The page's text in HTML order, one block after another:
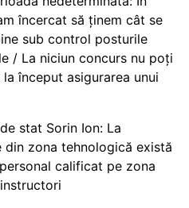
încercat să ținem cât se
sub control posturile
/ La niciun concurs nu poți
început asigurarea unui
stat Sorin Ion: La
din zona tehnologică există
calificat pe zona